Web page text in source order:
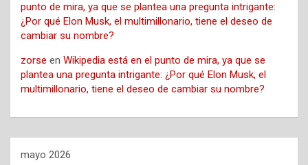
punto de mira, ya que se plantea una pregunta intrigante:
¿Por qué Elon Musk, el multimillonario, tiene el deseo de
cambiar su nombre?
zorse en Wikipedia está en el punto de mira, ya que se
plantea una pregunta intrigante: ¿Por qué Elon Musk, el
multimillonario, tiene el deseo de cambiar su nombre?
mayo 2026